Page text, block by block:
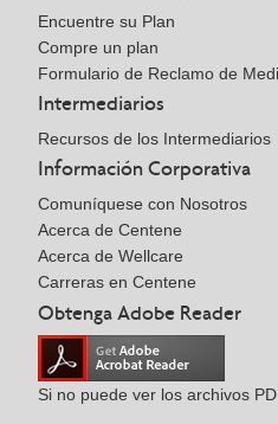
Encuentre su Plan
Compre un plan
Formulario de Reclamo de
Intermediarios
Recursos de los Intermediarios
Información Corporativa
Comuníquese con Nosotros
Acerca de Centene
Acerca de Wellcare
Carreras en Centene
Obtenga Adobe Reader
Si no puede ver los archivos